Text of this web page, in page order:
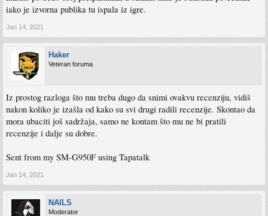
iako je izvorna publika tu ispala iz igre.
Jan 14, 2021
Haker
Veteran foruma
Iz prostog razloga što mu treba dugo da snimi ovakvu recenziju, vidiš
nakon koliko je izašla od kako su svi drugi radili recenzije. Skontao da
mora ubaciti još sadržaja, samo ne kontam što mu ne bi pratili
recenzije i dalje su dobre.
Sent from my SM-G950F using Tapatalk
Jan 14, 2021
NAILS
Moderator